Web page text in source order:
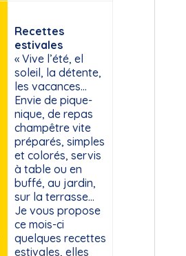
Recettes
estivales
« Vive l’été, el
soleil, la détente,
les vacances…
Envie de pique-
nique, de repas
champêtre vite
préparés, simples
et colorés, servis
à table ou en
buffé, au jardin,
sur la terrasse…
Je vous propose
ce mois-ci
quelques recettes
estivales, elles